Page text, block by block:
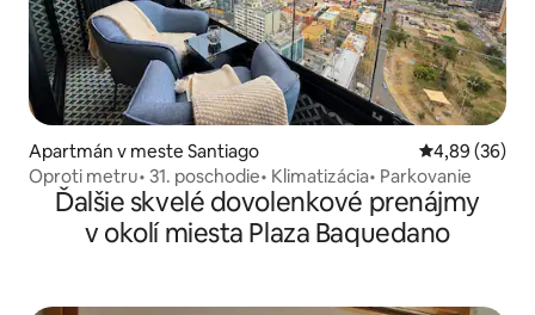
Apartmán v meste Santiago Priemerné
4,89 (36)
Oproti metru• 31. poschodie• Klimatizácia• Parkovanie
Ďalšie skvelé dovolenkové prenájmy
v okolí miesta Plaza Baquedano